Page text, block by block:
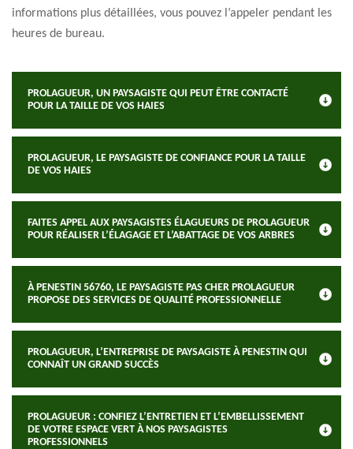
informations plus détaillées, vous pouvez l’appeler pendant les
heures de bureau.
PROLAGUEUR, UN PAYSAGISTE QUI PEUT ÊTRE CONTACTÉ
POUR LA TAILLE DE VOS HAIES
PROLAGUEUR, LE PAYSAGISTE DE CONFIANCE POUR LA TAILLE
DE VOS HAIES
FAITES APPEL AUX PAYSAGISTES ÉLAGUEURS DE PROLAGUEUR
POUR RÉALISER L’ÉLAGAGE ET L’ABATTAGE DE VOS ARBRES
À PENESTIN 56760, LE PAYSAGISTE PAS CHER PROLAGUEUR
PROPOSE DES SERVICES DE QUALITÉ PROFESSIONNELLE
PROLAGUEUR, L’ENTREPRISE DE PAYSAGISTE À PENESTIN QUI
CONNAÎT UN GRAND SUCCÈS
PROLAGUEUR : CONFIEZ L’ENTRETIEN ET L’EMBELLISSEMENT
DE VOTRE ESPACE VERT À NOS PAYSAGISTES
PROFESSIONNELS